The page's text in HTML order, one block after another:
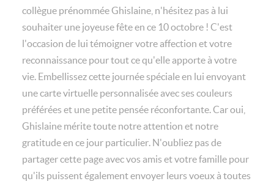
collègue prénommée Ghislaine, n'hésitez pas à lui
souhaiter une joyeuse fête en ce 10 octobre ! C'est
l'occasion de lui témoigner votre affection et votre
reconnaissance pour tout ce qu'elle apporte à votre
vie. Embellissez cette journée spéciale en lui envoyant
une carte virtuelle personnalisée avec ses couleurs
préférées et une petite pensée réconfortante. Car oui,
Ghislaine mérite toute notre attention et notre
gratitude en ce jour particulier. N'oubliez pas de
partager cette page avec vos amis et votre famille pour
qu'ils puissent également envoyer leurs voeux à toutes